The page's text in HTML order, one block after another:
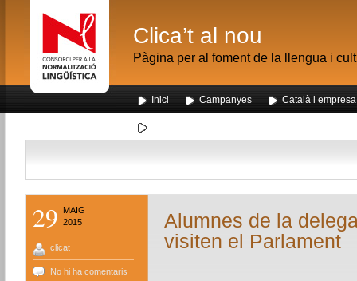
Clica’t al nou
Pàgina per al foment de la llengua i
Inici Campanyes Català i empresa
29
MAIG
2015
clicat
No hi ha comentaris
Alumnes de la
visiten el Parlament